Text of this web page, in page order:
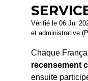
Vérifié le 06 Jul
et administrative
Chaque
recensement
ensuite